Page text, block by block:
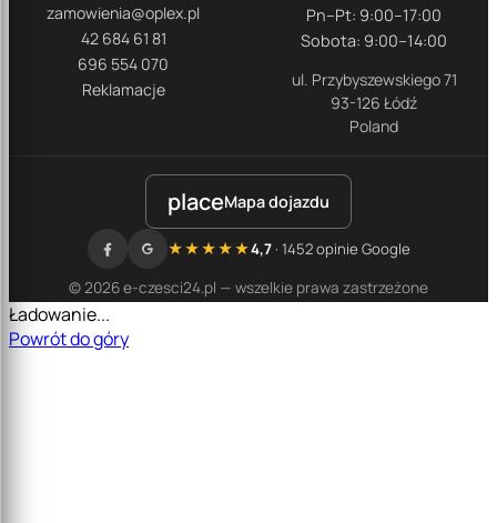
zamowienia@oplex.pl
42 684 61 81
696 554 070
Reklamacje
Pn–Pt: 9:00–17:00
Sobota: 9:00–14:00
ul. Przybyszewskiego 71
93-126 Łódź
Poland
placeMapa dojazdu
© 2026 e-czesci24.pl — wszelkie prawa zastrzeżone
★★★★★4,7· 1452 opinie Google
Ładowanie...
Powrót do góry